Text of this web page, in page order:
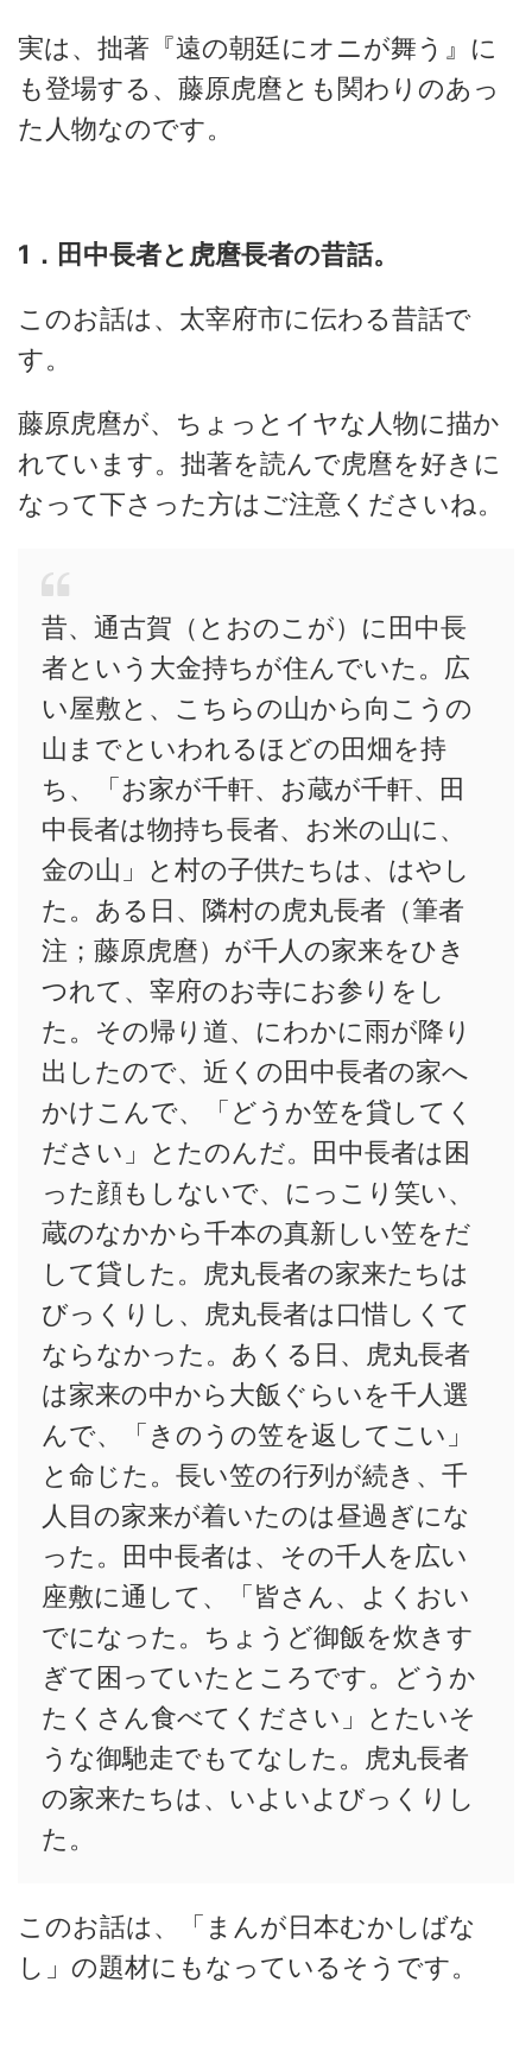
実は、拙著『遠の朝廷にオニが舞う』に
も登場する、藤原虎麿とも関わりのあっ
た人物なのです。
1．田中長者と虎麿長者の昔話。
このお話は、太宰府市に伝わる昔話で
す。
藤原虎麿が、ちょっとイヤな人物に描か
れています。拙著を読んで虎麿を好きに
なって下さった方はご注意くださいね。
昔、通古賀（とおのこが）に田中長
者という大金持ちが住んでいた。広
い屋敷と、こちらの山から向こうの
山までといわれるほどの田畑を持
ち、「お家が千軒、お蔵が千軒、田
中長者は物持ち長者、お米の山に、
金の山」と村の子供たちは、はやし
た。ある日、隣村の虎丸長者（筆者
注；藤原虎麿）が千人の家来をひき
つれて、宰府のお寺にお参りをし
た。その帰り道、にわかに雨が降り
出したので、近くの田中長者の家へ
かけこんで、「どうか笠を貸してく
ださい」とたのんだ。田中長者は困
った顔もしないで、にっこり笑い、
蔵のなかから千本の真新しい笠をだ
して貸した。虎丸長者の家来たちは
びっくりし、虎丸長者は口惜しくて
ならなかった。あくる日、虎丸長者
は家来の中から大飯ぐらいを千人選
んで、「きのうの笠を返してこい」
と命じた。長い笠の行列が続き、千
人目の家来が着いたのは昼過ぎにな
った。田中長者は、その千人を広い
座敷に通して、「皆さん、よくおい
でになった。ちょうど御飯を炊きす
ぎて困っていたところです。どうか
たくさん食べてください」とたいそ
うな御馳走でもてなした。虎丸長者
の家来たちは、いよいよびっくりし
た。
このお話は、「まんが日本むかしばな
し」の題材にもなっているそうです。